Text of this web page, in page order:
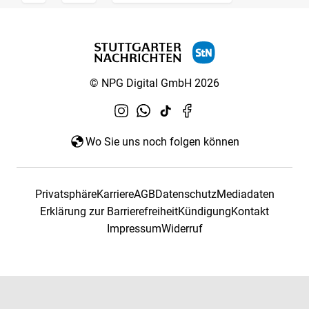
© NPG Digital GmbH 2026
Wo Sie uns noch folgen können
PrivatsphäreKarriereAGBDatenschutzMediadaten
Erklärung zur BarrierefreiheitKündigungKontakt
ImpressumWiderruf